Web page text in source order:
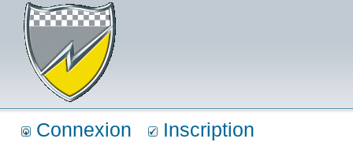
Connexion Inscription